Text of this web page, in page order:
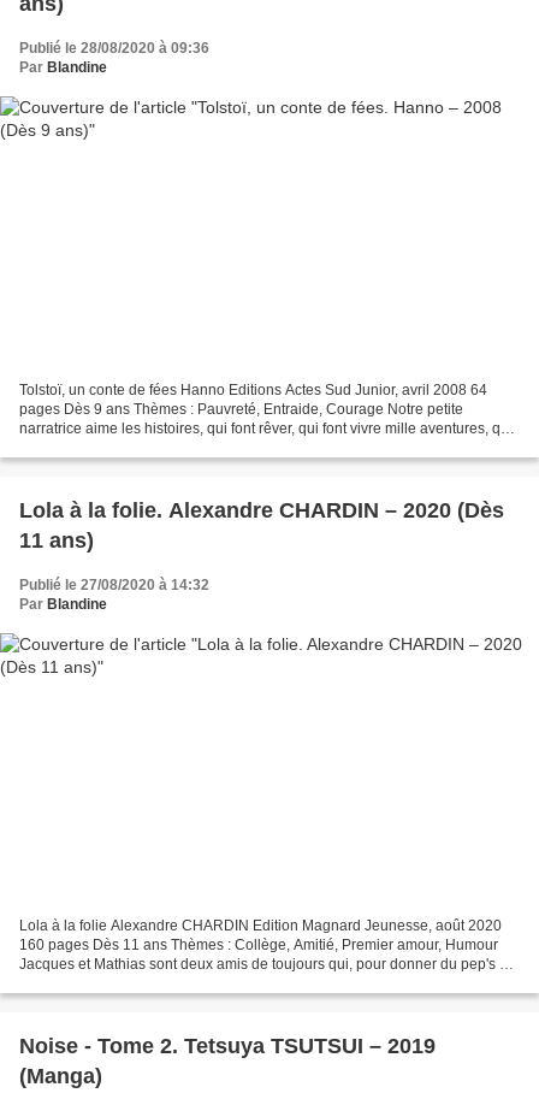
Publié le 28/08/2020 à 09:36
Par Blandine
Tolstoï, un conte de fées Hanno Editions Actes Sud Junior, avril 2008 64
pages Dès 9 ans Thèmes : Pauvreté, Entraide, Courage Notre petite
narratrice aime les histoires, qui font rêver, qui font vivre mille aventures, qui
Lola à la folie. Alexandre CHARDIN – 2020 (Dès
11 ans)
Publié le 27/08/2020 à 14:32
Par Blandine
Lola à la folie Alexandre CHARDIN Edition Magnard Jeunesse, août 2020
160 pages Dès 11 ans Thèmes : Collège, Amitié, Premier amour, Humour
Jacques et Mathias sont deux amis de toujours qui, pour donner du pep's à
Noise - Tome 2. Tetsuya TSUTSUI – 2019
(Manga)